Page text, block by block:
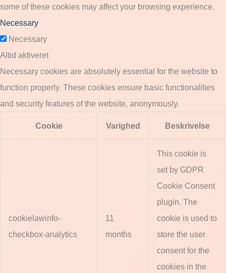
some of these cookies may affect your browsing experience.
Necessary
Necessary
Altid aktiveret
Necessary cookies are absolutely essential for the website to
function properly. These cookies ensure basic functionalities
and security features of the website, anonymously.
Cookie Varighed Beskrivelse
cookielawinfo-
checkbox-analytics
11
months
This cookie is
set by GDPR
Cookie Consent
plugin. The
cookie is used to
store the user
consent for the
cookies in the